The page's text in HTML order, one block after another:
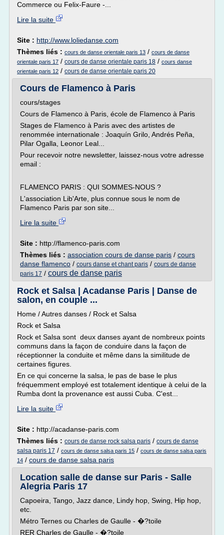
Commerce ou Felix-Faure -...
Lire la suite
Site : http://www.loliedanse.com
Thèmes liés : cours de danse orientale paris 13 / cours de danse
orientale paris 17 / cours de danse orientale paris 18 / cours danse
orientale paris 12 / cours de danse orientale paris 20
Cours de Flamenco à Paris
cours/stages
Cours de Flamenco à Paris, école de Flamenco à Paris
Stages de Flamenco à Paris avec des artistes de
renommée internationale : Joaquín Grilo, Andrés Peña,
Pilar Ogalla, Leonor Leal...
Pour recevoir notre newsletter, laissez-nous votre adresse
email :
FLAMENCO PARIS : QUI SOMMES-NOUS ?
L'association Lib'Arte, plus connue sous le nom de
Flamenco Paris par son site...
Lire la suite
Site : http://flamenco-paris.com
Thèmes liés : association cours de danse paris / cours
danse flamenco / cours danse et chant paris / cours de danse
paris 17 / cours de danse paris
Rock et Salsa | Acadanse Paris | Danse de
salon, en couple ...
Home / Autres danses / Rock et Salsa
Rock et Salsa
Rock et Salsa sont deux danses ayant de nombreux points
communs dans la façon de conduire dans la façon de
réceptionner la conduite et même dans la similitude de
certaines figures.
En ce qui concerne la salsa, le pas de base le plus
fréquemment employé est totalement identique à celui de la
Rumba dont la provenance est aussi Cuba. C'est...
Lire la suite
Site : http://acadanse-paris.com
Thèmes liés : cours de danse rock salsa paris / cours de danse
salsa paris 17 / cours de danse salsa paris 15 / cours de danse salsa paris
14 / cours de danse salsa paris
Location salle de danse sur Paris - Salle
Alegria Paris 17
Capoeira, Tango, Jazz dance, Lindy hop, Swing, Hip hop,
etc.
Métro Ternes ou Charles de Gaulle - �?toile
RER Charles de Gaulle - �?toile